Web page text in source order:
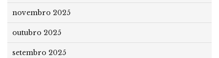
novembro 2025
outubro 2025
setembro 2025